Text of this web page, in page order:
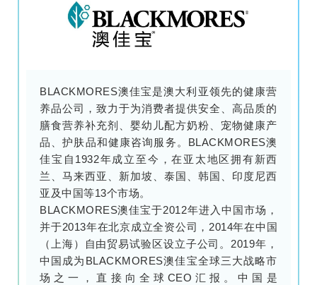
BLACKMORES澳佳宝是澳大利亚领先的健康营
养品公司，致力于为消费者提供安全、高品质的
膳食营养补充剂、婴幼儿配方奶粉、宠物健康产
品、护肤品和健康咨询服务。BLACKMORES澳
佳宝自1932年成立至今，在亚太地区拥有新西
兰、马来西亚、新加坡、泰国、韩国、印度尼西
亚及中国等13个市场。
BLACKMORES澳佳宝于2012年进入中国市场，
并于2013年在北京成立全资公司，2014年在中国
（上海）自由贸易试验区设立子公司。2019年，
中国成为BLACKMORES澳佳宝全球三大战略市
场之一，直接向全球CEO汇报。中国是